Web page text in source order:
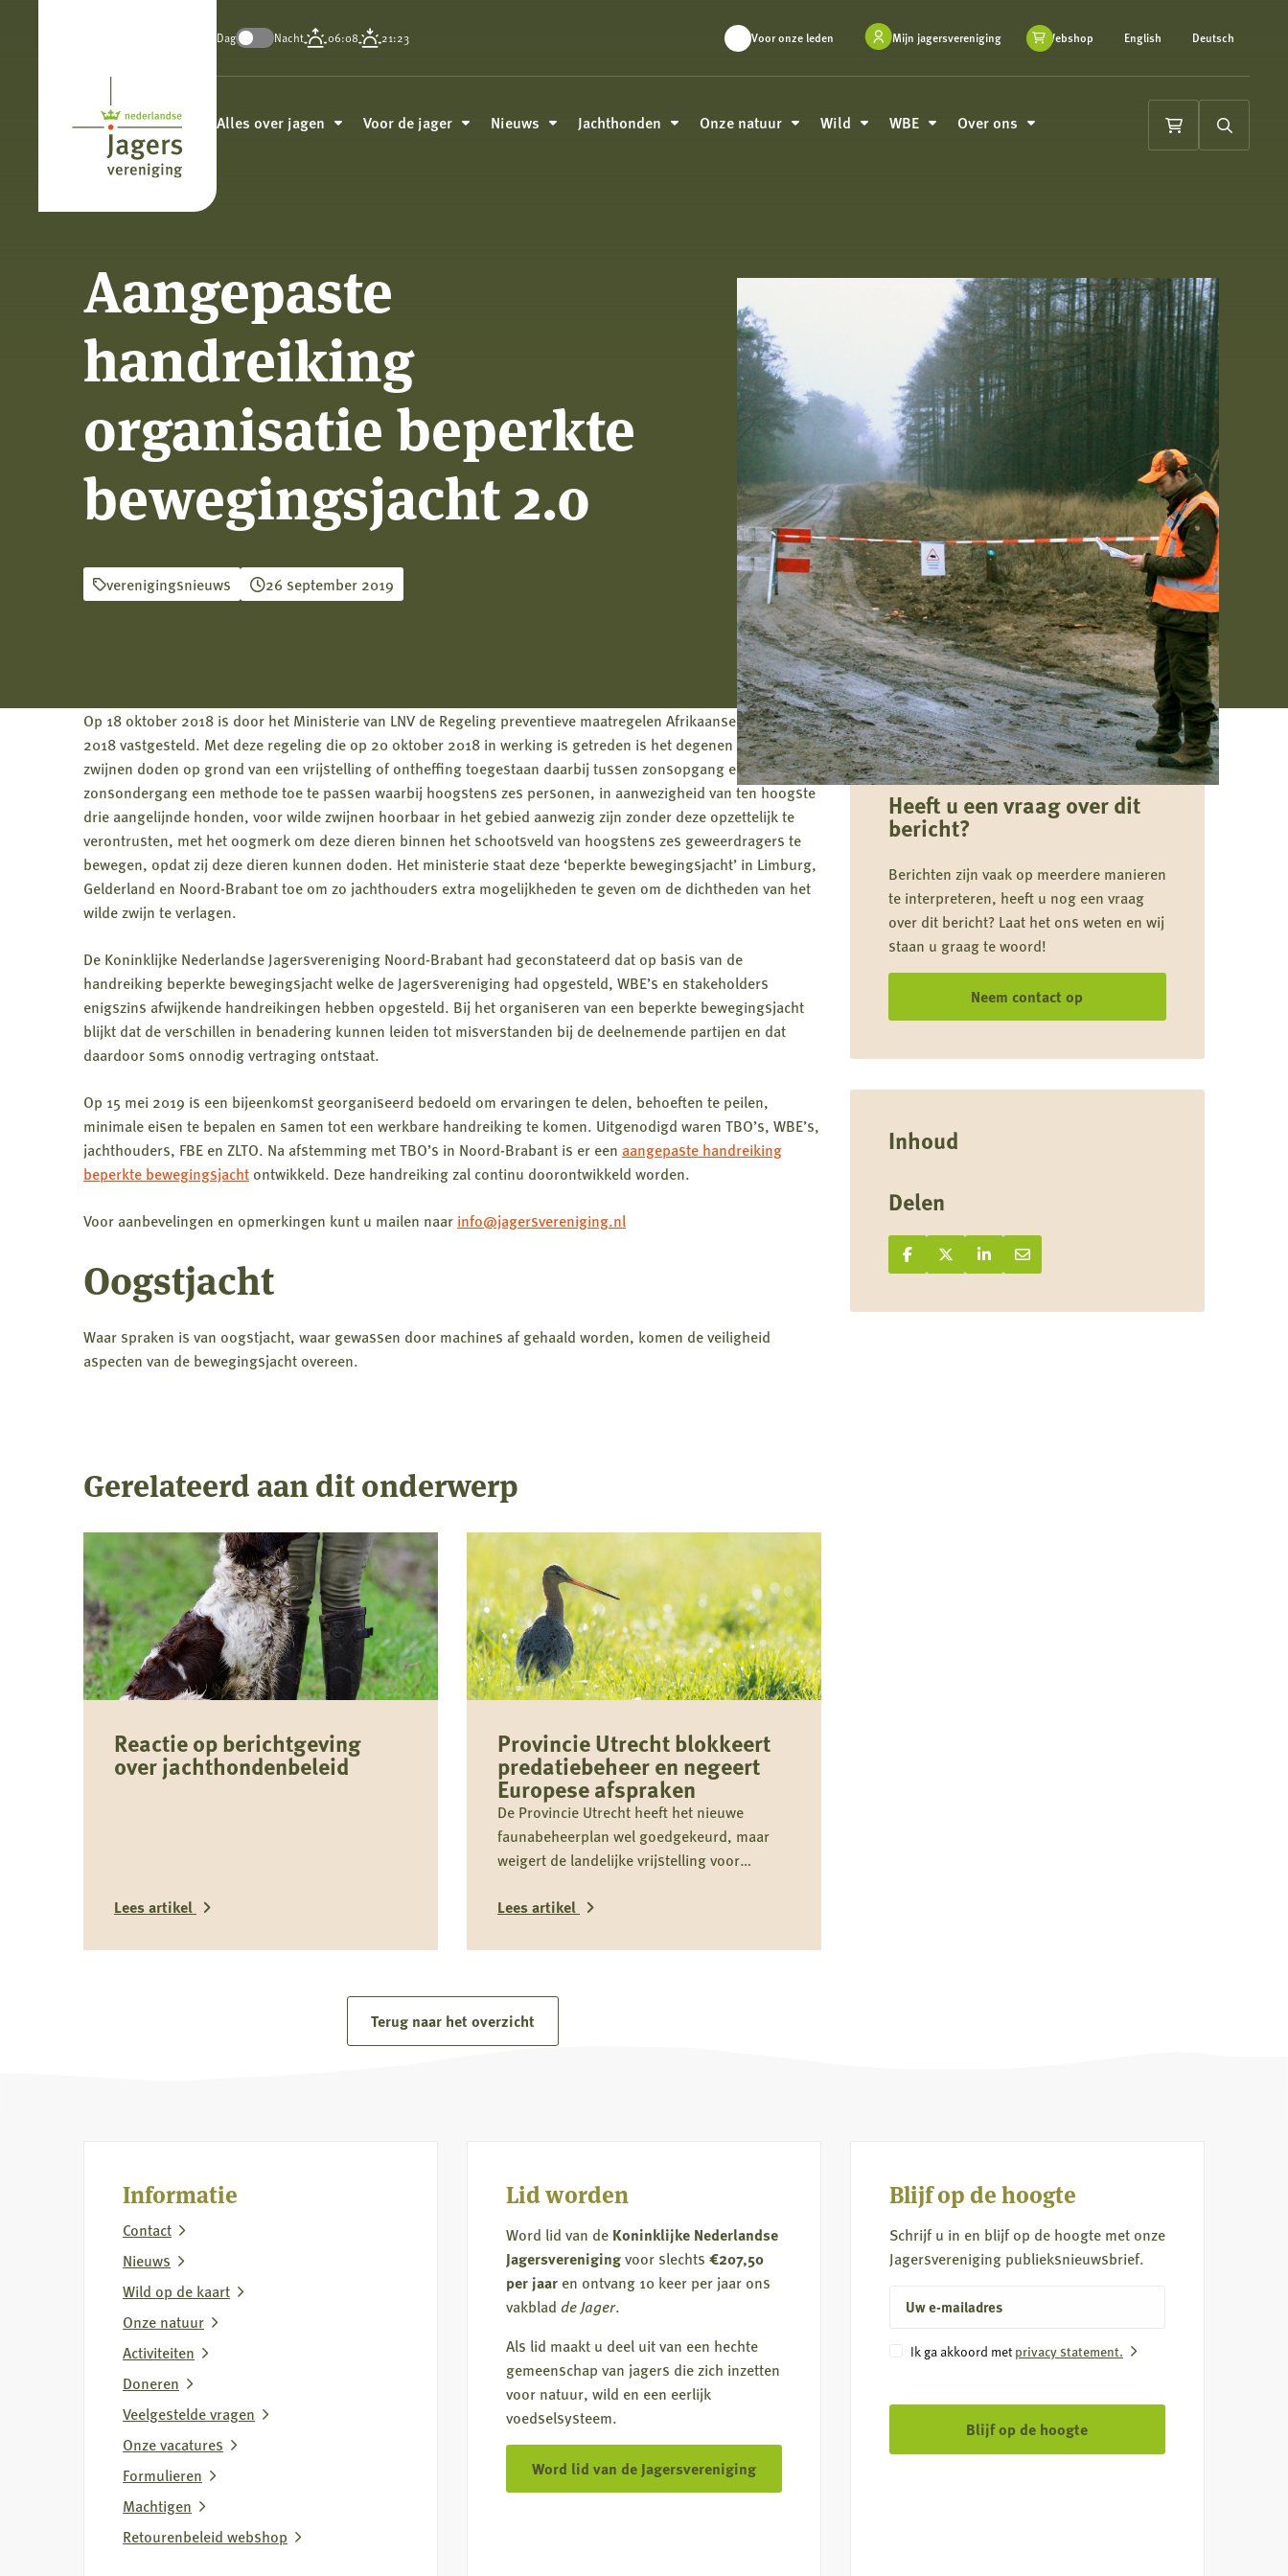
Nederlandse
Jagersvereniging
Dag Nacht 06:08 21:23 Voor onze leden Mijn jagersvereniging Webshop English Deutsch
Alles over jagen Voor de jager Nieuws Jachthonden Onze natuur Wild WBE Over ons
Winkelwagen
Zoeken
Aangepaste
handreiking
organisatie beperkte
bewegingsjacht 2.0
verenigingsnieuws 26 september 2019
Heeft u een vraag over dit
bericht?
Berichten zijn vaak op meerdere manieren
te interpreteren, heeft u nog een vraag
over dit bericht? Laat het ons weten en wij
staan u graag te woord!
Neem contact op
Inhoud
Delen
Deel op Facebook
Deel
Deel op X
Deel
Deel op LinkedIn
Deel
Deel via e-mail
Deel
Op 18 oktober 2018 is door het Ministerie van LNV de Regeling preventieve maatregelen Afrikaanse varkenspest
2018 vastgesteld. Met deze regeling die op 20 oktober 2018 in werking is getreden is het degenen die wilde
zwijnen doden op grond van een vrijstelling of ontheffing toegestaan daarbij tussen zonsopgang en
zonsondergang een methode toe te passen waarbij hoogstens zes personen, in aanwezigheid van ten hoogste
drie aangelijnde honden, voor wilde zwijnen hoorbaar in het gebied aanwezig zijn zonder deze opzettelijk te
verontrusten, met het oogmerk om deze dieren binnen het schootsveld van hoogstens zes geweerdragers te
bewegen, opdat zij deze dieren kunnen doden. Het ministerie staat deze ‘beperkte bewegingsjacht’ in Limburg,
Gelderland en Noord-Brabant toe om zo jachthouders extra mogelijkheden te geven om de dichtheden van het
wilde zwijn te verlagen.
De Koninklijke Nederlandse Jagersvereniging Noord-Brabant had geconstateerd dat op basis van de
handreiking beperkte bewegingsjacht welke de Jagersvereniging had opgesteld, WBE’s en stakeholders
enigszins afwijkende handreikingen hebben opgesteld. Bij het organiseren van een beperkte bewegingsjacht
blijkt dat de verschillen in benadering kunnen leiden tot misverstanden bij de deelnemende partijen en dat
daardoor soms onnodig vertraging ontstaat.
Op 15 mei 2019 is een bijeenkomst georganiseerd bedoeld om ervaringen te delen, behoeften te peilen,
minimale eisen te bepalen en samen tot een werkbare handreiking te komen. Uitgenodigd waren TBO’s, WBE’s,
jachthouders, FBE en ZLTO. Na afstemming met TBO’s in Noord-Brabant is er een aangepaste handreiking
beperkte bewegingsjacht ontwikkeld. Deze handreiking zal continu doorontwikkeld worden.
Voor aanbevelingen en opmerkingen kunt u mailen naar info@jagersvereniging.nl
Oogstjacht
Waar spraken is van oogstjacht, waar gewassen door machines af gehaald worden, komen de veiligheid
aspecten van de bewegingsjacht overeen.
Gerelateerd aan dit onderwerp
Reactie op berichtgeving
over jachthondenbeleid
Lees artikel
Provincie Utrecht blokkeert
predatiebeheer en negeert
Europese afspraken
De Provincie Utrecht heeft het nieuwe
faunabeheerplan wel goedgekeurd, maar
weigert de landelijke vrijstelling voor
kan predatiebeheer niet worden uitgevoerd,
weidevogels zoals de grutto. Dit belemmert
staat haaks op Europese verplichtingen en
het eigen provinciale beleid.
Lees artikel
over
Provincie
Europese
afspraken
Terug naar het overzicht
Informatie
Contact
Nieuws
Wild op de kaart
Onze natuur
Activiteiten
Doneren
Veelgestelde vragen
Onze vacatures
Formulieren
Machtigen
Retourenbeleid webshop
Lid worden
Word lid van de Koninklijke Nederlandse
Jagersverenigingvoor slechts €207,50
per jaaren ontvang 10 keer per jaar ons
vakblad de Jager.
Als lid maakt u deel uit van een hechte
gemeenschap van jagers die zich inzetten
voor natuur, wild en een eerlijk
voedselsysteem.
Word lid van de Jagersvereniging
Blijf op de hoogte
Schrijf u in en blijf op de hoogte met onze
Jagersvereniging publieksnieuwsbrief.
mailadres
Instemming
Ik ga akkoord met privacy statement.